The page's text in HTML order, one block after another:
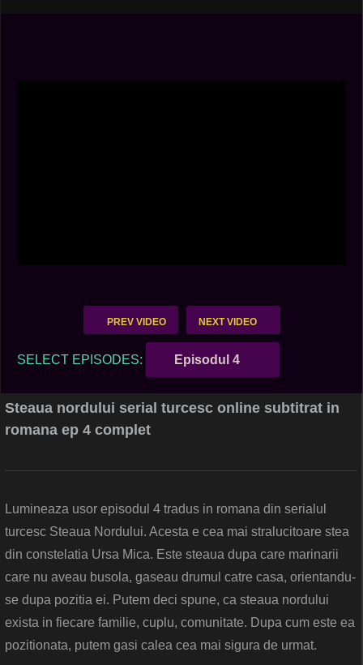
PREV VIDEO NEXT VIDEO
SELECT EPISODES: Episodul 4
Steaua nordului serial turcesc online subtitrat in
romana ep 4 complet
Lumineaza usor episodul 4 tradus in romana din serialul
turcesc Steaua Nordului. Acesta e cea mai stralucitoare stea
din constelatia Ursa Mica. Este steaua dupa care marinarii
care nu aveau busola, gaseau drumul catre casa, orientandu-
se dupa pozitia ei. Putem deci spune, ca steaua nordului
exista in fiecare familie, cuplu, comunitate. Dupa cum este ea
pozitionata, putem gasi calea cea mai sigura de urmat.